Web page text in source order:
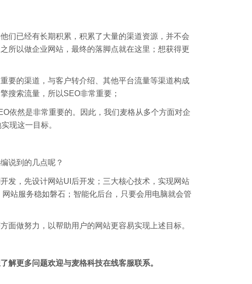
们已经有长期积累，积累了大量的渠道资源，并不会
所以做企业网站，最终的落脚点就在这里；想获得更
要的渠道，与客户转介绍、其他平台流量等渠道构成
搜索流量，所以SEO非常重要；
依然是非常重要的。因此，我们麦格从多个方面对企
现这一目标。
说到的几点呢？
发，先设计网站UI后开发；三大核心技术，实现网站
站服务稳如磐石；智能化后台，只要会用电脑就会管
面做努力，以帮助用户的网站更容易实现上述目标。
解更多问题欢迎与麦格科技在线客服联系。